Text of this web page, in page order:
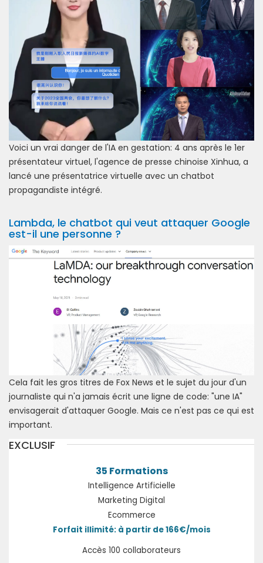
Voici un vrai danger de l'IA en gestation: 4 ans après le 1er
présentateur virtuel, l'agence de presse chinoise Xinhua, a
lancé une présentatrice virtuelle avec un chatbot
propagandiste intégré.
Lambda, le chatbot qui veut attaquer Google
est-il une personne ?
Cela fait les gros titres de Fox News et le sujet du jour d'un
journaliste qui n'a jamais écrit une ligne de code: "une IA"
envisagerait d'attaquer Google. Mais ce n'est pas ce qui est
important.
EXCLUSIF
35 Formations
Intelligence Artificielle
Marketing Digital
Ecommerce
Forfait illimité: à partir de 166€/mois
Accès 100 collaborateurs